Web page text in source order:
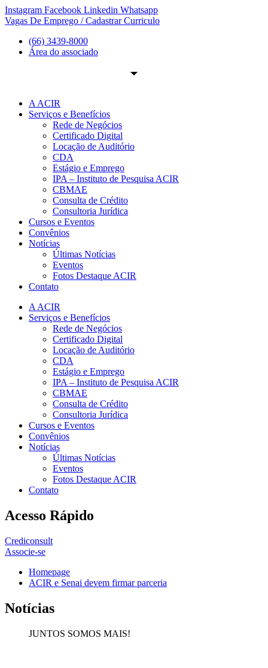
Ir
para
conteúdo
Instagram Facebook Linkedin Whatsapp
Vagas De Emprego / Cadastrar Curriculo
(66) 3439-8000
Área do associado
A ACIR
Serviços e Benefícios
Rede de Negócios
Certificado Digital
Locação de Auditório
CDA
Estágio e Emprego
IPA – Instituto de Pesquisa ACIR
CBMAE
Consulta de Crédito
Consultoria Jurídica
Cursos e Eventos
Convênios
Notícias
Últimas Notícias
Eventos
Fotos Destaque ACIR
Contato
A ACIR
Serviços e Benefícios
Rede de Negócios
Certificado Digital
Locação de Auditório
CDA
Estágio e Emprego
IPA – Instituto de Pesquisa ACIR
CBMAE
Consulta de Crédito
Consultoria Jurídica
Cursos e Eventos
Convênios
Notícias
Últimas Notícias
Eventos
Fotos Destaque ACIR
Contato
Acesso Rápido
Crediconsult
Associe-se
Homepage
ACIR e Senai devem firmar parceria
Notícias
JUNTOS SOMOS MAIS!